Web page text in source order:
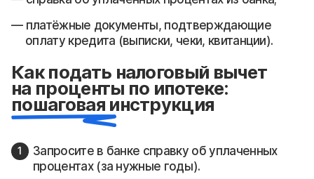
платёжные документы, подтверждающие
оплату кредита (выписки, чеки, квитанции).
Как подать налоговый вычет
на проценты по ипотеке:
пошаговая инструкция
Запросите в банке справку об уплаченных
процентах (за нужные годы).